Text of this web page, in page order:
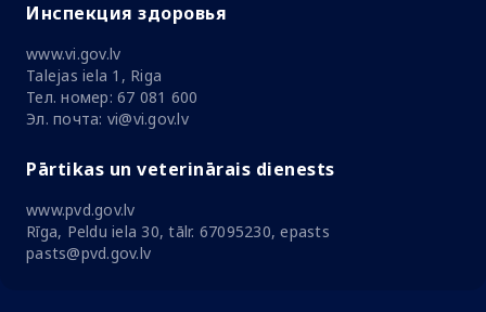
Инспекция здоровья
www.vi.gov.lv
Talejas iela 1, Riga
Тел. номер: 67 081 600
Эл. почта: vi@vi.gov.lv
Pārtikas un veterinārais dienests
www.pvd.gov.lv
Rīga, Peldu iela 30, tālr. 67095230, epasts
pasts@pvd.gov.lv